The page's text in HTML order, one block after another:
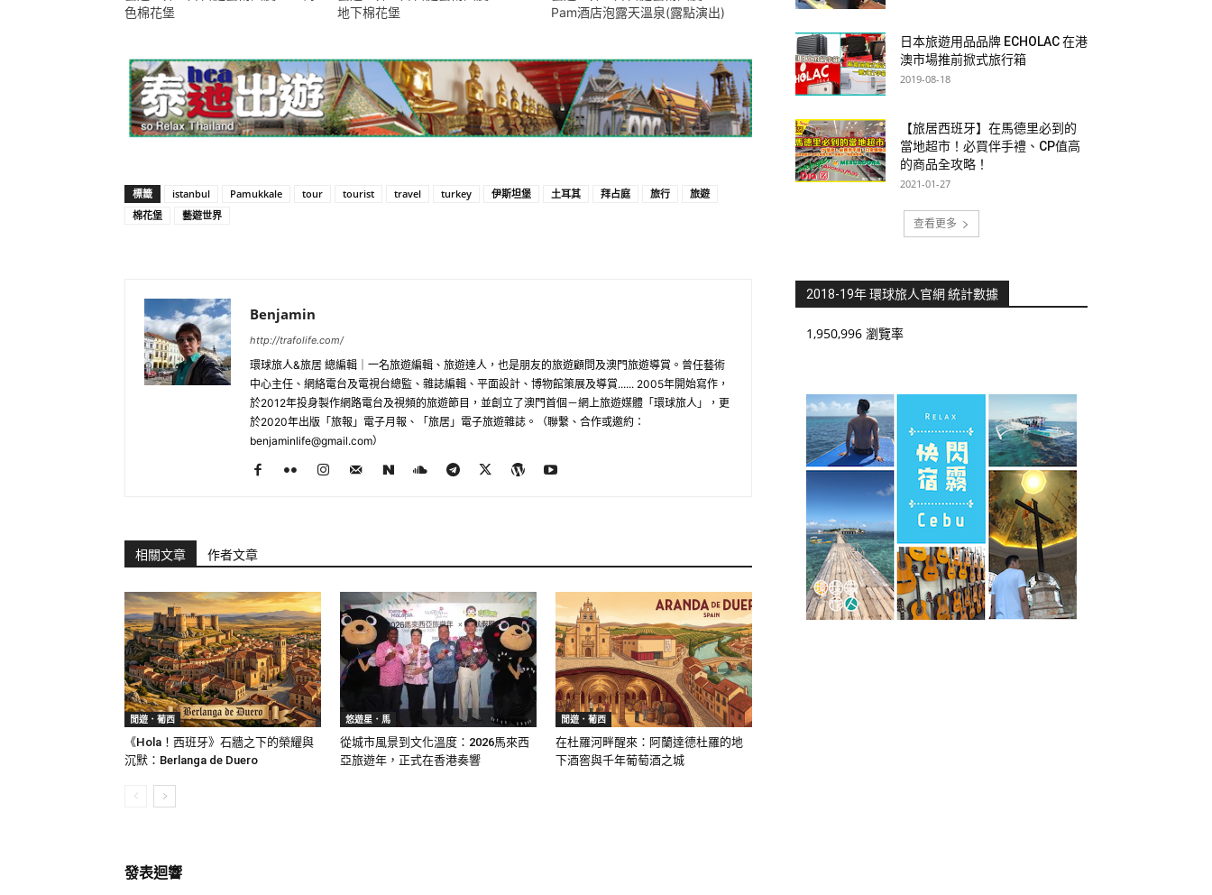
色棉花堡
地下棉花堡
Pam酒店泡露天溫泉(露點演出)
標籤 istanbul Pamukkale tour tourist travel turkey 伊斯坦堡 土耳其 拜占庭 旅行
旅遊
棉花堡
藝遊世界
Benjamin
http://trafolife.com/
環球旅人&旅居 總編輯｜一名旅遊編輯、旅遊達人，也是朋友的旅遊顧問及澳門旅遊導賞。曾任藝術
中心主任、網絡電台及電視台總監、雜誌編輯、平面設計、博物館策展及導賞...... 2005年開始寫作，
於2012年投身製作網路電台及視頻的旅遊節目，並創立了澳門首個－網上旅遊媒體「環球旅人」，更
於2020年出版「旅報」電子月報、「旅居」電子旅遊雜誌。（聯繫、合作或邀約：
benjaminlife@gmail.com）
相關文章 作者文章
閒遊．葡西
《Hola！西班牙》石牆之下的榮耀與
沉默：Berlanga de Duero
悠遊星．馬
從城市風景到文化溫度：2026馬來西
亞旅遊年，正式在香港奏響
閒遊．葡西
在杜羅河畔醒來：阿蘭達德杜羅的地
下酒窖與千年葡萄酒之城
發表迴響
日本旅遊用品品牌 ECHOLAC 在港
澳市場推前掀式旅行箱
2019-08-18
【旅居西班牙】在馬德里必到的
當地超市！必買伴手禮、CP值高
的商品全攻略！
2021-01-27
查看更多
2018-19年 環球旅人官網 統計數據
1,950,996 瀏覽率